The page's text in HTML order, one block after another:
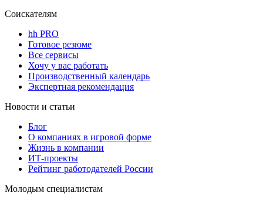
Соискателям
hh PRO
Готовое резюме
Все сервисы
Хочу у вас работать
Производственный календарь
Экспертная рекомендация
Новости и статьи
Блог
О компаниях в игровой форме
Жизнь в компании
ИТ-проекты
Рейтинг работодателей России
Молодым специалистам